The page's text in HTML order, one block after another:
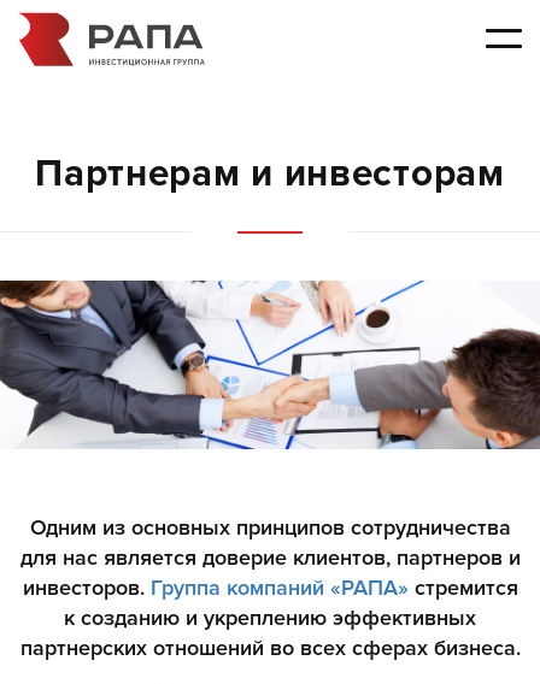
Партнерам и инвесторам
Одним из основных принципов сотрудничества
для нас является доверие клиентов, партнеров и
инвесторов. Группа компаний «РАПА» стремится
к созданию и укреплению эффективных
партнерских отношений во всех сферах бизнеса.